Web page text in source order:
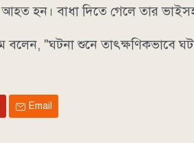
আহত হন। বাধা দিতে গেলে তার
"ঘটনা শুনে তাৎক্ষণিকভাবে
Email